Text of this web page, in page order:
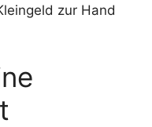
zur Hand